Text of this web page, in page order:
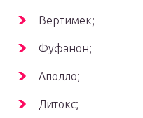
Вертимек;
Фуфанон;
Аполло;
Дитокс;